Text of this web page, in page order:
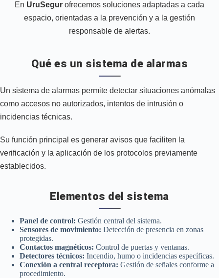
En UruSegur ofrecemos soluciones adaptadas a cada
espacio, orientadas a la prevención y a la gestión
responsable de alertas.
Qué es un sistema de alarmas
Un sistema de alarmas permite detectar situaciones anómalas
como accesos no autorizados, intentos de intrusión o
incidencias técnicas.
Su función principal es generar avisos que faciliten la
verificación y la aplicación de los protocolos previamente
establecidos.
Elementos del sistema
Panel de control: Gestión central del sistema.
Sensores de movimiento: Detección de presencia en zonas
protegidas.
Contactos magnéticos: Control de puertas y ventanas.
Detectores técnicos: Incendio, humo o incidencias específicas.
Conexión a central receptora: Gestión de señales conforme a
procedimiento.